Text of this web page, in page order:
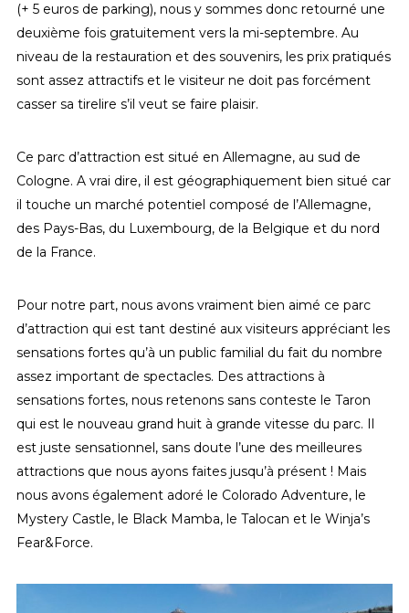
(+ 5 euros de parking), nous y sommes donc retourné une
deuxième fois gratuitement vers la mi-septembre. Au
niveau de la restauration et des souvenirs, les prix pratiqués
sont assez attractifs et le visiteur ne doit pas forcément
casser sa tirelire s’il veut se faire plaisir.
Ce parc d’attraction est situé en Allemagne, au sud de
Cologne. A vrai dire, il est géographiquement bien situé car
il touche un marché potentiel composé de l’Allemagne,
des Pays-Bas, du Luxembourg, de la Belgique et du nord
de la France.
Pour notre part, nous avons vraiment bien aimé ce parc
d’attraction qui est tant destiné aux visiteurs appréciant les
sensations fortes qu’à un public familial du fait du nombre
assez important de spectacles. Des attractions à
sensations fortes, nous retenons sans conteste le Taron
qui est le nouveau grand huit à grande vitesse du parc. Il
est juste sensationnel, sans doute l’une des meilleures
attractions que nous ayons faites jusqu’à présent ! Mais
nous avons également adoré le Colorado Adventure, le
Mystery Castle, le Black Mamba, le Talocan et le Winja’s
Fear&Force.